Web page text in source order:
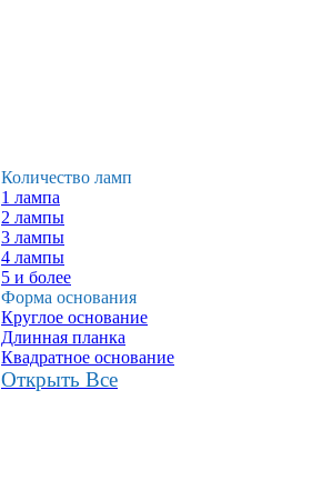
Количество ламп
1 лампа
2 лампы
3 лампы
4 лампы
5 и более
Форма основания
Круглое основание
Длинная планка
Квадратное основание
Открыть Все